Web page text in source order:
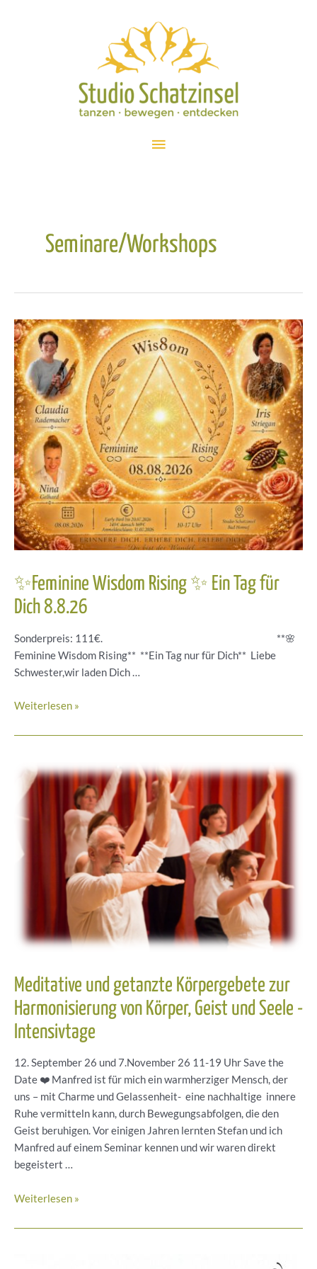
Hauptmenü
Seminare/Workshops
✨Feminine Wisdom Rising ✨ Ein Tag für
Dich 8.8.26
Sonderpreis: 111€. **🌸
Feminine Wisdom Rising** **Ein Tag nur für Dich** Liebe
Schwester,wir laden Dich …
✨Feminine
Rising
Ein
Tag
Dich
Weiterlesen »
Meditative und getanzte Körpergebete zur
Harmonisierung von Körper, Geist und Seele -
Intensivtage
12. September 26 und 7.November 26 11-19 Uhr Save the
Date ❤️ Manfred ist für mich ein warmherziger Mensch, der
uns – mit Charme und Gelassenheit- eine nachhaltige innere
Ruhe vermitteln kann, durch Bewegungsabfolgen, die den
Geist beruhigen. Vor einigen Jahren lernten Stefan und ich
Manfred auf einem Seminar kennen und wir waren direkt
begeistert …
Meditative
getanzte
Weiterlesen »